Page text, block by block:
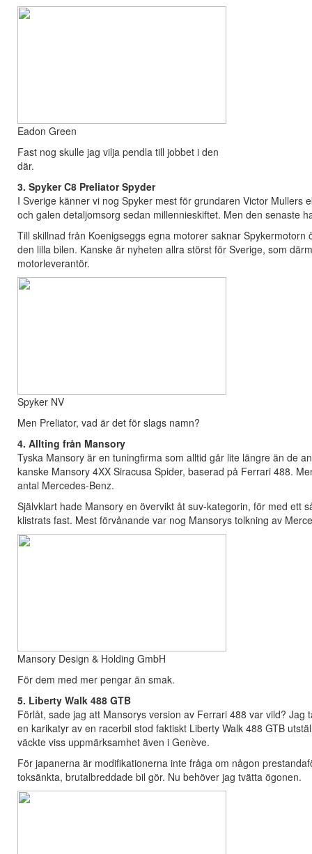
Eadon Green
Fast nog skulle jag vilja pendla till jobbet i den
där.
3. Spyker C8 Preliator Spyder
I Sverige känner vi nog Spyker mest för grundaren Victor
och galen detaljomsorg sedan millennieskiftet. Men den senaste
Till skillnad från Koenigseggs egna motorer saknar
den lilla bilen. Kanske är nyheten allra störst för Sverige, som
motorleverantör.
Spyker NV
Men Preliator, vad är det för slags namn?
4. Allting från Mansory
Tyska Mansory är en tuningfirma som alltid går lite längre än de
kanske Mansory 4XX Siracusa Spider, baserad på Ferrari 488.
antal Mercedes-Benz.
Självklart hade Mansory en övervikt åt suv-kategorin, för med ett
klistrats fast. Mest förvånande var nog Mansorys tolkning av
Mansory Design & Holding GmbH
För dem med mer pengar än smak.
5. Liberty Walk 488 GTB
Förlåt, sade jag att Mansorys version av Ferrari 488 var vild?
en karikatyr av en racerbil stod faktiskt Liberty Walk 488 GTB
väckte viss uppmärksamhet även i Genève.
För japanerna är modifikationerna inte fråga om någon
toksänkta, brutalbreddade bil gör. Nu behöver jag tvätta ögonen.